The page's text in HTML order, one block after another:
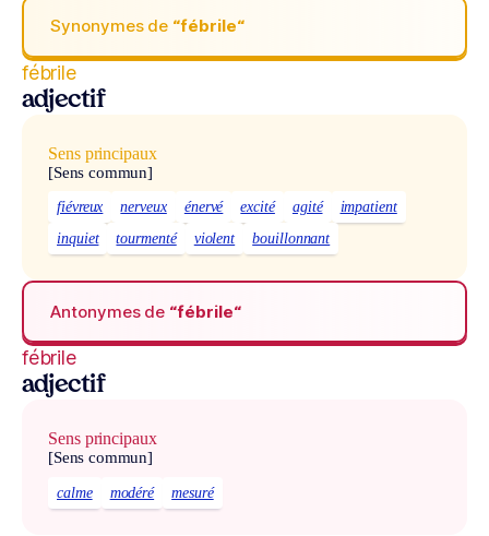
Synonymes de “fébrile“
fébrile
adjectif
Sens principaux
[Sens commun]
fiévreux nerveux énervé excité agité
impatient
inquiet
tourmenté violent bouillonnant
Antonymes de “fébrile“
fébrile
adjectif
Sens principaux
[Sens commun]
calme modéré mesuré